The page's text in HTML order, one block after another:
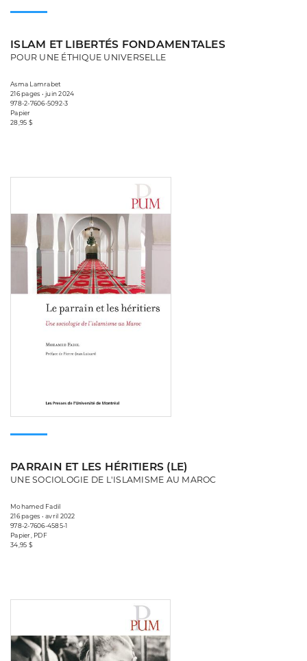
ISLAM ET LIBERTÉS FONDAMENTALES
POUR UNE ÉTHIQUE UNIVERSELLE
Asma Lamrabet
216 pages • juin 2024
978-2-7606-5092-3
Papier
28,95 $
PARRAIN ET LES HÉRITIERS (LE)
UNE SOCIOLOGIE DE L'ISLAMISME AU MAROC
Mohamed Fadil
216 pages • avril 2022
978-2-7606-4585-1
Papier, PDF
34,95 $